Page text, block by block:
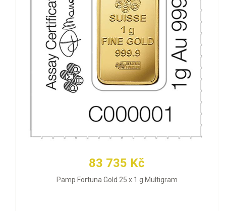
83 735 Kč
Pamp Fortuna Gold 25 x 1 g Multigram